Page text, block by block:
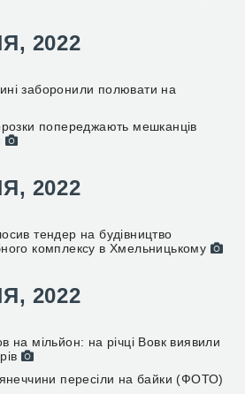
2022
заборонили полювати на
попереджають мешканців
2022
тендер на будівництво
комплексу в Хмельницькому
2022
на мільйон: на річці Вовк виявили
пересіли на байки (ФОТО)